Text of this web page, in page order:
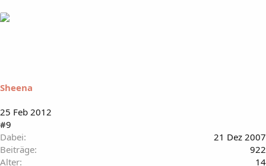
Sheena
25 Feb 2012
#9
Dabei
21 Dez 2007
Beiträge
922
Alter
14